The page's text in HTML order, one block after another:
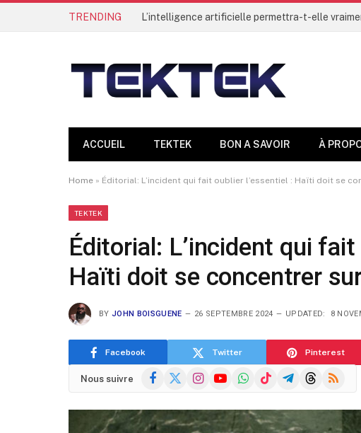
TRENDING
ACCUEIL TEKTEK BON A SAVOIR À
Home » Éditorial: L’incident qui fait oublier l’essentiel : Haïti doit se
TEKTEK
Éditorial: L’incident qui
Haïti doit se concentrer
BY JOHN BOISGUENE 26 SEPTEMBRE 2024 UPDATED: 8
Facebook Twitter Pinterest
Nous suivre Facebook
X
InstagramYouTubeWhatsAppTikTokTelegramThreads
RSS